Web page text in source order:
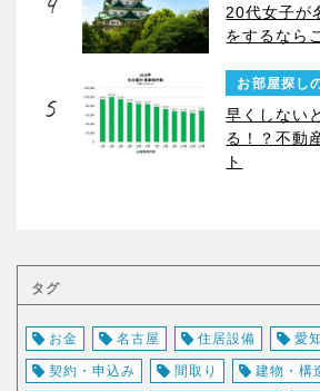
20代女子が
をするなら
5
お部屋探し
早くしない
る！？不動
ト
タグ
お金 名古屋 住居設備 愛
契約・申込み 間取り 建物・構